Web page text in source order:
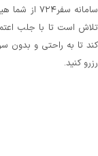
سامانه
تلاش است تا با جلب
کند تا به راحتی و بدون
رزرو کنید.